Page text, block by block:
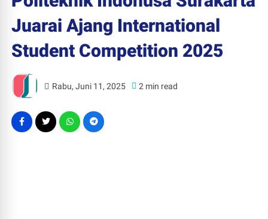
Juarai Ajang International
Student Competition 2025
Rabu, Juni 11, 2025 2 min read